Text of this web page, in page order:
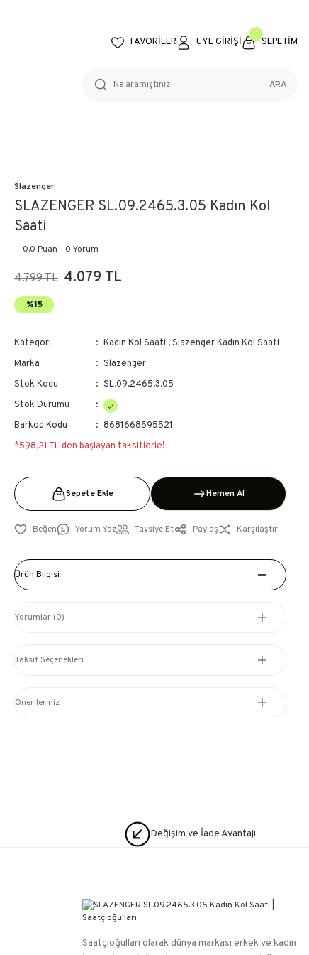
FAVORİLER ÜYE GİRİŞİ SEPETİM
ARA
Slazenger
SLAZENGER SL.09.2465.3.05 Kadın Kol
Saati
0.0 Puan - 0 Yorum
4.799 TL 4.079 TL
%15
Kategori Kadın Kol Saati ,Slazenger Kadın Kol Saati
Marka
Slazenger
Stok Kodu
SL.09.2465.3.05
Stok Durumu
Barkod Kodu
8681668595521
*598,21 TL den başlayan taksitlerle!
Sepete Ekle Hemen Al
Yorum Yaz Tavsiye Et Paylaş Karşılaştır
Ürün Bilgisi
Yorumlar (0)
Taksit Seçenekleri
Önerileriniz
Değişim ve İade Avantajı
Saatçioğulları⁠ olarak dünya markası erkek ve kadın